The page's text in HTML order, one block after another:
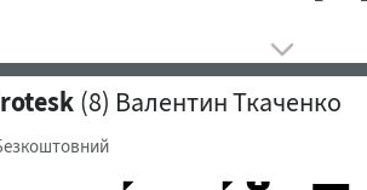
(8) Валентин Ткаченко